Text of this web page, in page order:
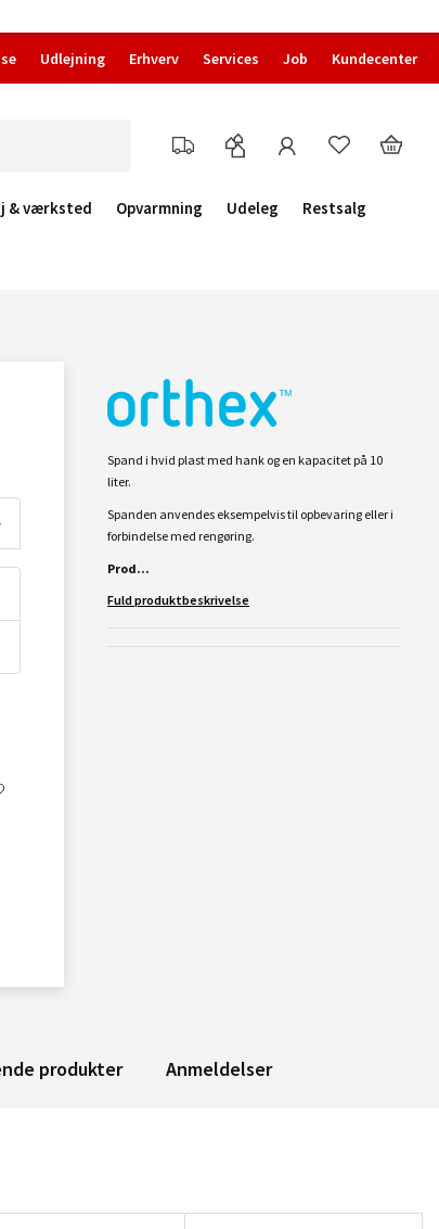
Udlejning Erhverv Services Job Kundecenter
& værksted Opvarmning Udeleg
Restsalg
Spand i hvid plast med hank og en kapacitet på 10
liter.
Spanden anvendes eksempelvis til opbevaring eller i
forbindelse med rengøring.
Prod...
Fuld produktbeskrivelse
produkter Anmeldelser